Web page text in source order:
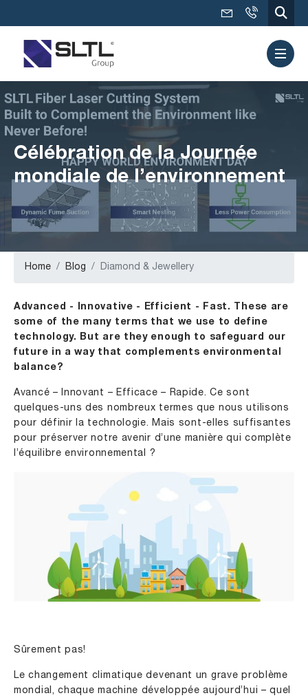
Célébration de la Journée
mondiale de l’environnement
Home Blog Diamond & Jewellery
Advanced - Innovative - Efficient - Fast. These are
some of the many terms that we use to define
technology. But are they enough to safeguard our
future in a way that complements environmental
balance?
Avancé – Innovant – Efficace – Rapide. Ce sont
quelques-uns des nombreux termes que nous utilisons
pour définir la technologie. Mais sont-elles suffisantes
pour préserver notre avenir d’une manière qui complète
l’équilibre environnemental ?
Sûrement pas!
Le changement climatique devenant un grave problème
mondial, chaque machine développée aujourd’hui – quel